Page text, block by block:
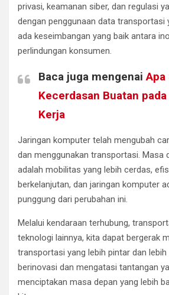
privasi, keamanan siber, dan regulasi
dengan penggunaan data transportasi
ada keseimbangan yang baik antara
perlindungan konsumen.
Baca juga mengenaiApa
Kecerdasan Buatan
Kerja
Jaringan komputer telah mengubah
dan menggunakan transportasi. Masa
adalah mobilitas yang lebih cerdas,
berkelanjutan, dan jaringan komputer
punggung dari perubahan ini.
Melalui kendaraan terhubung,
teknologi lainnya, kita dapat bergerak
transportasi yang lebih pintar dan lebih
berinovasi dan mengatasi tantangan
menciptakan masa depan yang lebih